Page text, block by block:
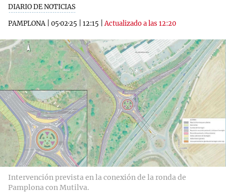
DIARIO DE NOTICIAS
PAMPLONA| 05·02·25 12:15 |Actualizado a las 12:20
Intervención prevista en la conexión de la ronda de
Pamplona con Mutilva.